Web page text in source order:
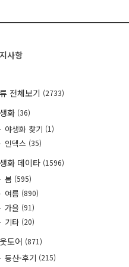
사항
전체보기 (2733)
화 (36)
야생화 찾기 (1)
인덱스 (35)
화 데이타 (1596)
봄 (595)
여름 (890)
가을 (91)
기타 (20)
도어 (871)
등산-후기 (215)